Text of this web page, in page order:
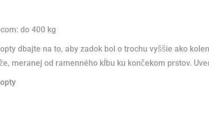
do 400 kg
dbajte na to, aby zadok bol o trochu vyššie ako
meranej od ramenného kĺbu ku končekom prstov.